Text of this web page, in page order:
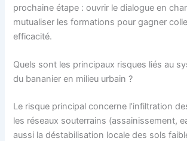
prochaine étape : ouvrir le dialogue en
mutualiser les formations pour gagner
efficacité.
Quels sont les principaux risques liés au
du bananier en milieu urbain ?
Le risque principal concerne l’infiltration
les réseaux souterrains (assainissement,
aussi la déstabilisation locale des sols